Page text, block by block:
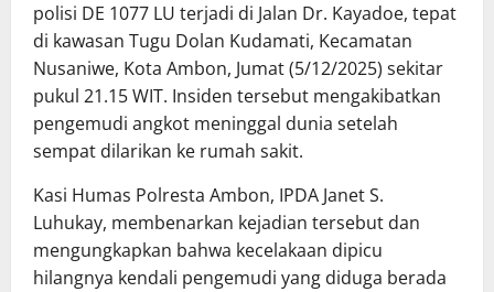
polisi DE 1077 LU terjadi di Jalan Dr. Kayadoe, tepat
di kawasan Tugu Dolan Kudamati, Kecamatan
Nusaniwe, Kota Ambon, Jumat (5/12/2025) sekitar
pukul 21.15 WIT. Insiden tersebut mengakibatkan
pengemudi angkot meninggal dunia setelah
sempat dilarikan ke rumah sakit.
Kasi Humas Polresta Ambon, IPDA Janet S.
Luhukay, membenarkan kejadian tersebut dan
mengungkapkan bahwa kecelakaan dipicu
hilangnya kendali pengemudi yang diduga berada